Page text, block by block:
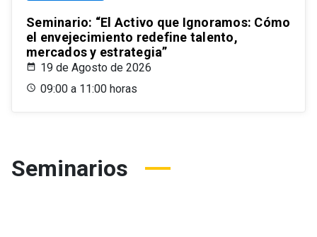
Seminario: “El Activo que Ignoramos: Cómo
el envejecimiento redefine talento,
mercados y estrategia”
19 de Agosto de 2026
09:00 a 11:00 horas
Seminarios